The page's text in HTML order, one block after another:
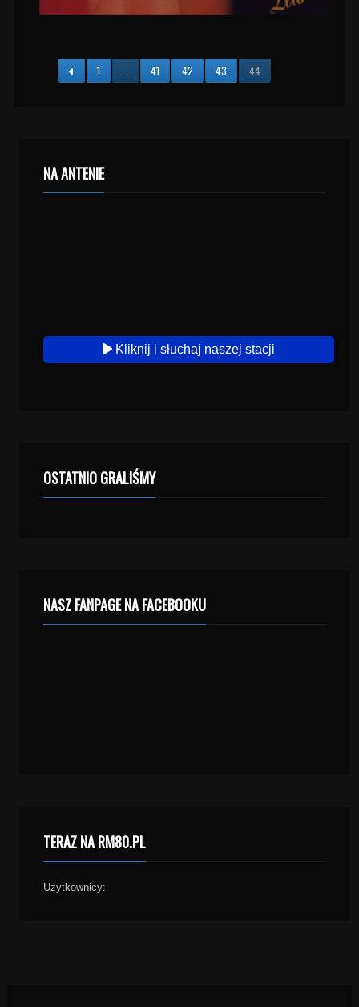
1 41 42 43 44
NA ANTENIE
Kliknij i słuchaj naszej stacji
OSTATNIO GRALIŚMY
NASZ FANPAGE NA FACEBOOKU
TERAZ NA RM80.PL
Użytkownicy: